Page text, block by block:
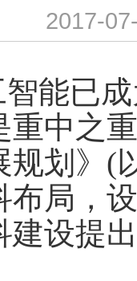
2017-
能已
重中之
规划》(
布局，
建设提